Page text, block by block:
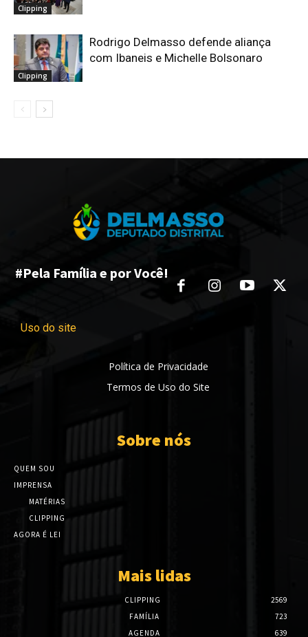
Clipping
Clipping
Rodrigo Delmasso defende aliança
com Ibaneis e Michelle Bolsonaro
#Pela Família e por Você!
Uso do site
Política de Privacidade
Termos de Uso do Site
Sobre nós
QUEM SOU
IMPRENSA
MATÉRIAS
CLIPPING
AGORA É LEI
Mais lidas
CLIPPING
2569
FAMÍLIA
723
AGENDA
639